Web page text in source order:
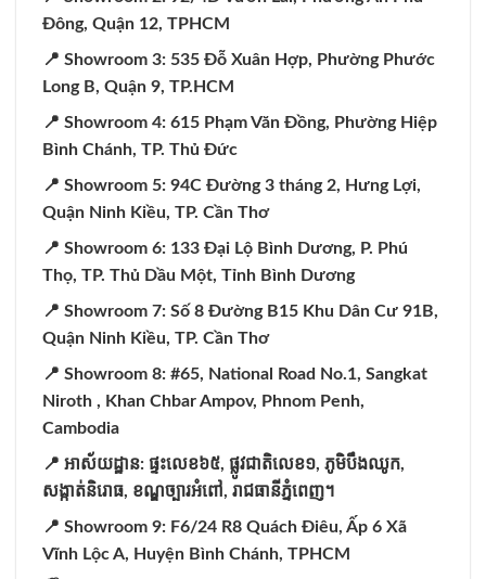
Đông, Quận 12, TPHCM
📍 Showroom 3: 535 Đỗ Xuân Hợp, Phường Phước
Long B, Quận 9, TP.HCM
📍 Showroom 4: 615 Phạm Văn Đồng, Phường Hiệp
Bình Chánh, TP. Thủ Đức
📍 Showroom 5: 94C Đường 3 tháng 2, Hưng Lợi,
Quận Ninh Kiều, TP. Cần Thơ
📍 Showroom 6: 133 Đại Lộ Bình Dương, P. Phú
Thọ, TP. Thủ Dầu Một, Tỉnh Bình Dương
📍 Showroom 7: Số 8 Đường B15 Khu Dân Cư 91B,
Quận Ninh Kiều, TP. Cần Thơ
📍 Showroom 8: #65, National Road No.1, Sangkat
Niroth , Khan Chbar Ampov, Phnom Penh,
Cambodia
📍 អាស័យដ្ឋាន: ផ្ទះលេខ៦៥, ផ្លូវជាតិលេខ១, ភូមិបឹងឈូក,
សង្កាត់និរោធ, ខណ្ឌច្បារអំពៅ, រាជធានីភ្នំពេញ។
📍 Showroom 9: F6/24 R8 Quách Điêu, Ấp 6 Xã
Vĩnh Lộc A, Huyện Bình Chánh, TPHCM